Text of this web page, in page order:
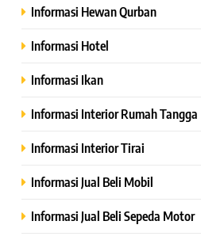
Informasi Hewan Qurban
Informasi Hotel
Informasi Ikan
Informasi Interior Rumah Tangga
Informasi Interior Tirai
Informasi Jual Beli Mobil
Informasi Jual Beli Sepeda Motor